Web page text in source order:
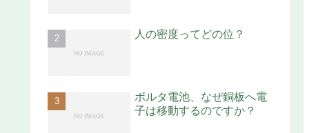
人の密度ってどの位？
ボルタ電池、なぜ銅板へ電
子は移動するのですか？